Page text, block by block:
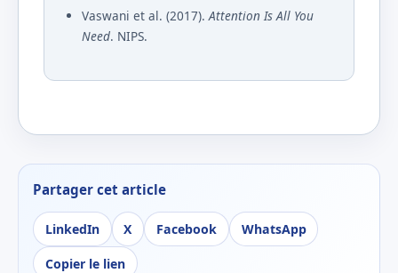
Vaswani et al. (2017).Attention Is All You
Need. NIPS.
Partager cet article
LinkedIn X Facebook WhatsApp
Copier le lien